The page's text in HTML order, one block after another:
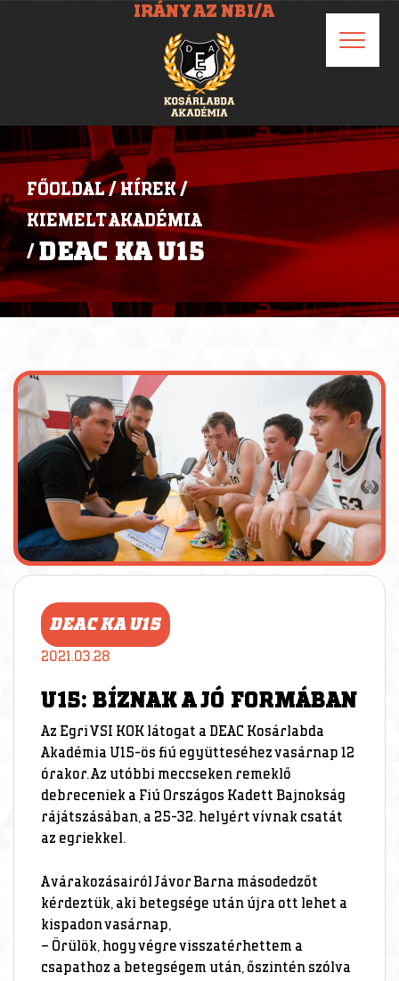
IRÁNY AZ NBI/A
FŐOLDAL / HÍREK /
KIEMELT AKADÉMIA
/ DEAC KA U15
DEAC KA U15
2021.03.28
U15: BÍZNAK A JÓ FORMÁBAN
Az Egri VSI KOK látogat a DEAC Kosárlabda
Akadémia U15-ös fiú együtteséhez vasárnap 12
órakor. Az utóbbi meccseken remeklő
debreceniek a Fiú Országos Kadett Bajnokság
rájátszásában, a 25-32. helyért vívnak csatát
az egriekkel.
A várakozásairól Jávor Barna másodedzőt
kérdeztük, aki betegsége után újra ott lehet a
kispadon vasárnap,
– Örülök, hogy végre visszatérhettem a
csapathoz a betegségem után, őszintén szólva